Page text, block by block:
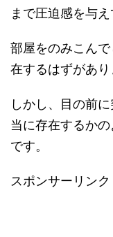
まで圧迫感を与え
部屋をのみこん
在するはずがあり
しかし、目の前
当に存在するか
です。
スポンサーリンク